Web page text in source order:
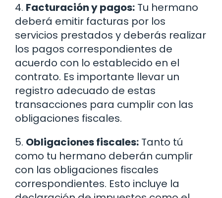
4. Facturación y pagos: Tu hermano
deberá emitir facturas por los
servicios prestados y deberás realizar
los pagos correspondientes de
acuerdo con lo establecido en el
contrato. Es importante llevar un
registro adecuado de estas
transacciones para cumplir con las
obligaciones fiscales.
5. Obligaciones fiscales: Tanto tú
como tu hermano deberán cumplir
con las obligaciones fiscales
correspondientes. Esto incluye la